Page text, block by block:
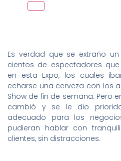
Es verdad que se extraño
cientos de espectadores
en esta Expo, los cuales
echarse una cerveza con los
Show de fin de semana. Pero
cambió y se le dio
adecuado para los
pudieran hablar con
clientes, sin distracciones.